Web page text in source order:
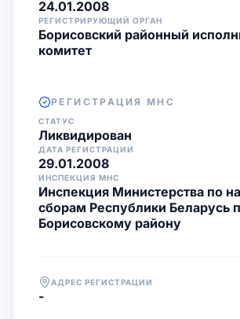
24.01.2008
РЕГИСТРИРУЮЩИЙ ОРГАН
Борисовский районный
комитет
РЕГИСТРАЦИЯ МНС
СТАТУС
Ликвидирован
ДАТА РЕГИСТРАЦИИ
29.01.2008
ИНСПЕКЦИЯ МНС
Инспекция Министерства по
сборам Республики Беларусь
Борисовскому району
АДРЕС РЕГИСТРАЦИИ
-